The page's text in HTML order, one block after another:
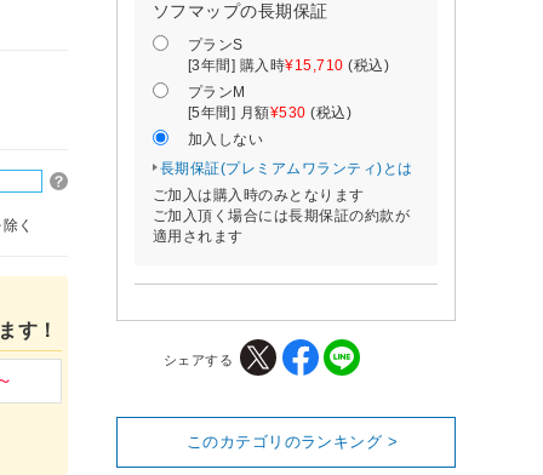
く
す！
ソフマップの長期保証
プランS
[3年間] 購入時¥15,710 (税込)
プランM
[5年間] 月額¥530 (税込)
加入しない
長期保証(プレミアムワランティ)とは
ご加入は購入時のみとなります
ご加入頂く場合には長期保証の約款が
適用されます
シェアする
このカテゴリのランキング >